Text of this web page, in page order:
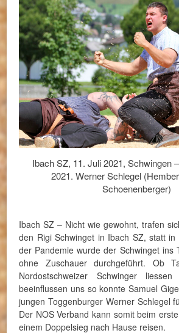
Ibach SZ, 11. Juli 2021, Schwingen
2021. Werner Schlegel
Schoenenberger)
Ibach SZ – Nicht wie gewohnt, trafen
den Rigi Schwinget in Ibach SZ, statt in
der Pandemie wurde der Schwinget ins
ohne Zuschauer durchgeführt. Ob
Nordostschweizer Schwinger
beeinflussen uns so konnte Samuel
jungen Toggenburger Werner Schlegel
Der NOS Verband kann somit beim
einem Doppelsieg nach Hause reisen.